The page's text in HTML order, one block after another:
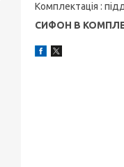
Комплектація :
СИФОН В